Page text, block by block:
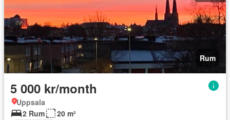
Rum
5 000 kr/month
Uppsala
2 Rum
20 m²